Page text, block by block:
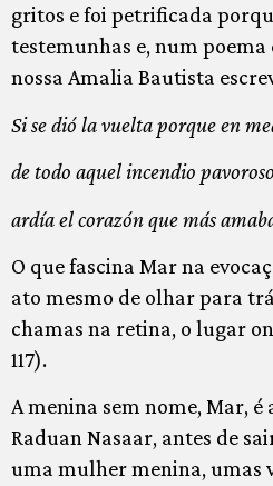
gritos e foi petrificada
testemunhas e, num
nossa Amalia Bautista
Si se dió la vuelta porque en
de todo aquel incendio pavoroso
ardía el corazón que más
O que fascina Mar na
ato mesmo de olhar para
chamas na retina, o lugar
117).
A menina sem nome, Mar,
Raduan Nasaar, antes de
uma mulher menina, umas